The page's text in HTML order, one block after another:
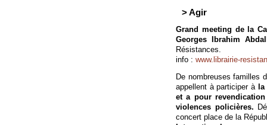
> Agir
Grand meeting de la
Georges Ibrahim
Résistances.
info : www.librairie-
De nombreuses familles
appellent à participer à
et a pour
violences policières.
concert place de la